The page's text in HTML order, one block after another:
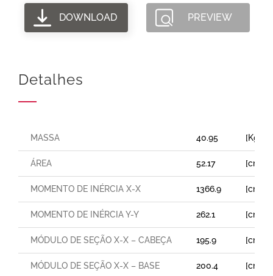
DOWNLOAD PREVIEW
Detalhes
MASSA 40.95 [Kg/
ÁREA 52.17 [cm²]
MOMENTO DE INÉRCIA X-X 1366.9 [cm⁴]
MOMENTO DE INÉRCIA Y-Y 262.1 [cm⁴]
MÓDULO DE SEÇÃO X-X – CABEÇA 195.9 [cm³]
MÓDULO DE SEÇÃO X-X – BASE 200.4 [cm³]